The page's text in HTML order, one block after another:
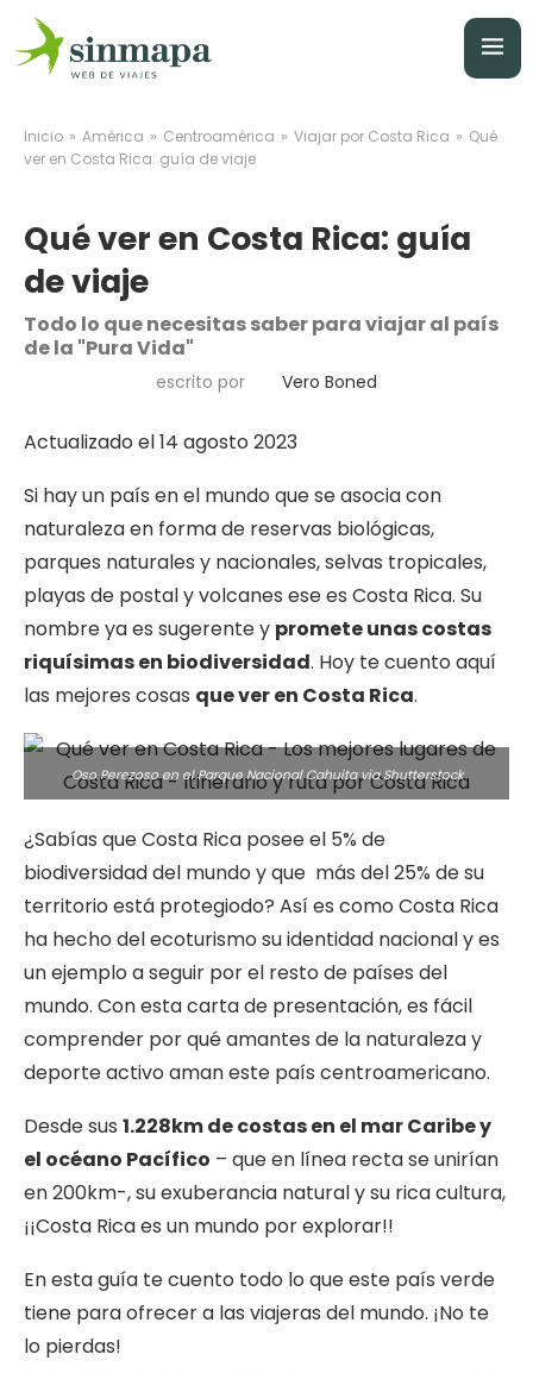
Inicio » América » Centroamérica » Viajar por Costa Rica » Qué
ver en Costa Rica: guía de viaje
Qué ver en Costa Rica: guía
de viaje
Todo lo que necesitas saber para viajar al país
de la "Pura Vida"
escrito por Vero Boned
Actualizado el 14 agosto 2023
Si hay un país en el mundo que se asocia con
naturaleza en forma de reservas biológicas,
parques naturales y nacionales, selvas tropicales,
playas de postal y volcanes ese es Costa Rica. Su
nombre ya es sugerente y promete unas costas
riquísimas en biodiversidad. Hoy te cuento aquí
las mejores cosas que ver en Costa Rica.
Oso Perezoso en el Parque Nacional Cahuita via Shutterstock
¿Sabías que Costa Rica posee el 5% de
biodiversidad del mundo y que más del 25% de su
territorio está protegiodo? Así es como Costa Rica
ha hecho del ecoturismo su identidad nacional y es
un ejemplo a seguir por el resto de países del
mundo. Con esta carta de presentación, es fácil
comprender por qué amantes de la naturaleza y
deporte activo aman este país centroamericano.
Desde sus 1.228km de costas en el mar Caribe y
el océano Pacífico – que en línea recta se unirían
en 200km-, su exuberancia natural y su rica cultura,
¡¡Costa Rica es un mundo por explorar!!
En esta guía te cuento todo lo que este país verde
tiene para ofrecer a las viajeras del mundo. ¡No te
lo pierdas!